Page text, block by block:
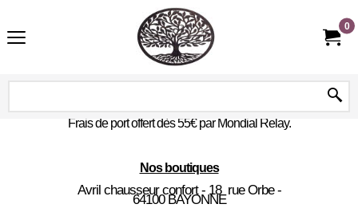
0
Frais de port offert dès 55€ par Mondial Relay.
Nos boutiques
Avril chausseur confort - 18 rue Orbe -
64100 BAYONNE